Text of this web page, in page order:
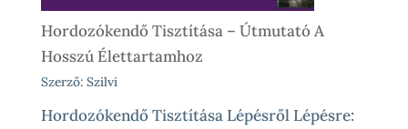
Hordozókendő Tisztítása – Útmutató A
Hosszú Élettartamhoz
Szerző: Szilvi
Hordozókendő Tisztítása Lépésről Lépésre: